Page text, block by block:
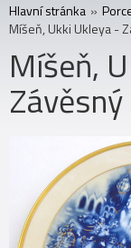
Hlavní stránka »
Míšeň, Ukki Ukleya -
Míšeň,